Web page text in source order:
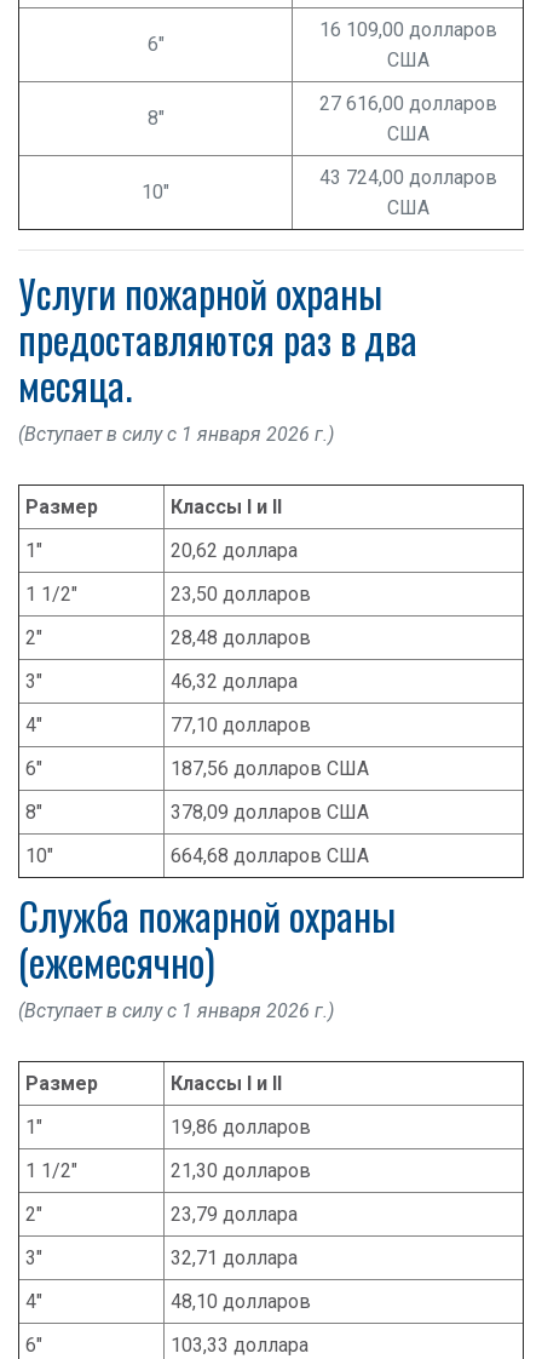
6"
16 109,00 долларов
США
8"
27 616,00 долларов
США
10"
43 724,00 долларов
США
Услуги пожарной охраны
предоставляются раз в два
месяца.
(Вступает в силу с 1 января 2026 г.)
Размер
Классы I и II
1"
20,62 доллара
1 1/2"
23,50 долларов
2"
28,48 долларов
3"
46,32 доллара
4"
77,10 долларов
6"
187,56 долларов США
8"
378,09 долларов США
10"
664,68 долларов США
Служба пожарной охраны
(ежемесячно)
(Вступает в силу с 1 января 2026 г.)
Размер
Классы I и II
1"
19,86 долларов
1 1/2"
21,30 долларов
2"
23,79 доллара
3"
32,71 доллара
4"
48,10 долларов
6"
103,33 доллара